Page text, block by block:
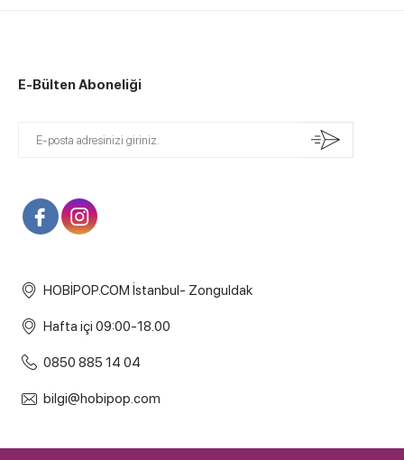
E-Bülten Aboneliği
HOBİPOP.COM İstanbul- Zonguldak
Hafta içi 09:00-18.00
0850 885 14 04
bilgi@hobipop.com